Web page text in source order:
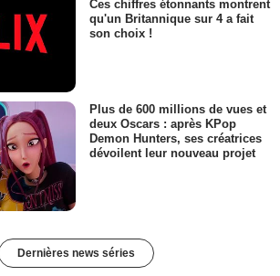
Ces chiffres étonnants montrent
qu'un Britannique sur 4 a fait
son choix !
Plus de 600 millions de vues et
deux Oscars : après KPop
Demon Hunters, ses créatrices
dévoilent leur nouveau projet
Dernières news séries